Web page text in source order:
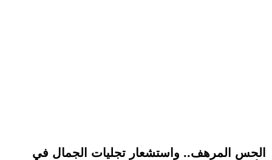
الحس المرهف.. واستشعار تجليات الجمال في